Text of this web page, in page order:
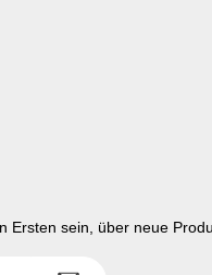
sein, über neue